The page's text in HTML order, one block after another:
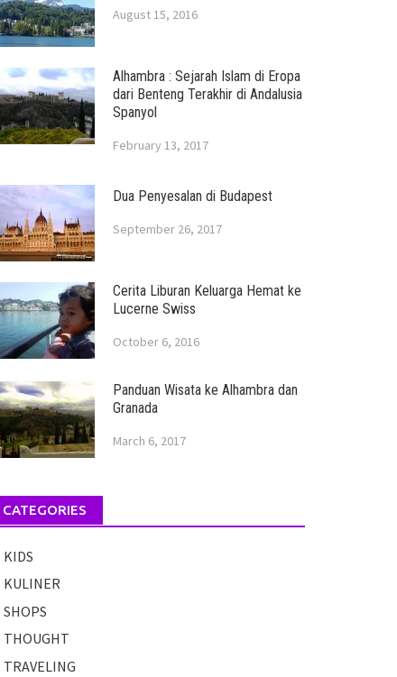
August 15, 2016
Alhambra : Sejarah Islam di Eropa
dari Benteng Terakhir di Andalusia
Spanyol
February 13, 2017
Dua Penyesalan di Budapest
September 26, 2017
Cerita Liburan Keluarga Hemat ke
Lucerne Swiss
October 6, 2016
Panduan Wisata ke Alhambra dan
Granada
March 6, 2017
CATEGORIES
KIDS
KULINER
SHOPS
THOUGHT
TRAVELING